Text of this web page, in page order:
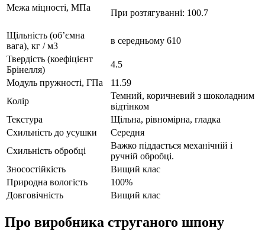
Межа міцності, МПа
При розтягуванні: 100.7
Щільність (об’ємна
вага), кг / м3
в середньому 610
Твердість (коефіцієнт
Брінелля)
4.5
Модуль пружності, ГПа
11.59
Колір
Темний, коричневий з шоколадним
відтінком
Текстура
Щільна, рівномірна, гладка
Схильність до усушки
Середня
Схильність обробці
Важко піддається механічній і
ручній обробці.
Зносостійкість
Вищий клас
Природна вологість
100%
Довговічність
Вищий клас
Про виробника струганого шпону